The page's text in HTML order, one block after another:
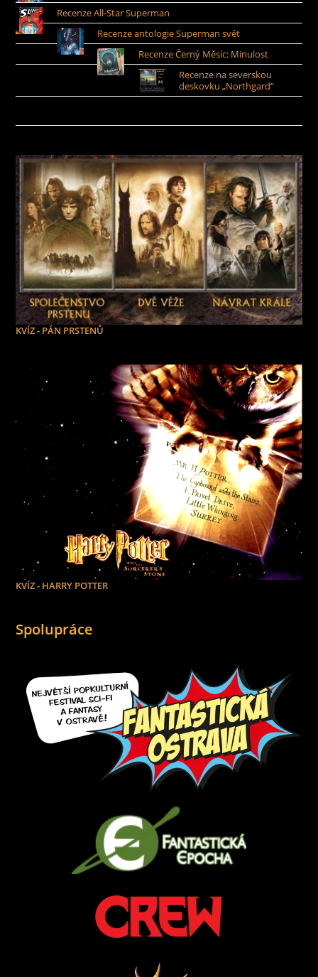
Recenze All-Star Superman
Recenze antologie Superman svět
Recenze Černý Měsíc: Minulost
Recenze na severskou
deskovku „Northgard“
KVÍZ - PÁN PRSTENŮ
KVÍZ - HARRY POTTER
Spolupráce